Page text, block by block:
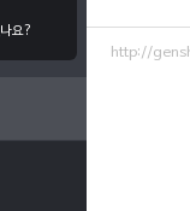
요?
http://